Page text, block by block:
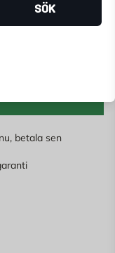
SÖK
betala sen